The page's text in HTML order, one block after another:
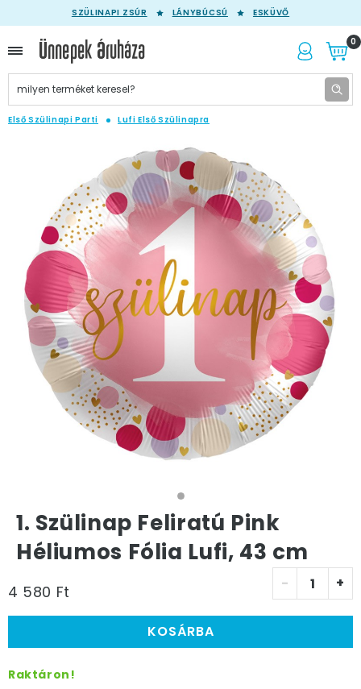
SZÜLINAPI ZSÚR LÁNYBÚCSÚ ESKÜVŐ
0
Első Szülinapi Parti Lufi Első Szülinapra
1. Szülinap Feliratú Pink
Héliumos Fólia Lufi, 43 cm
4 580 Ft - +
KOSÁRBA
Raktáron!